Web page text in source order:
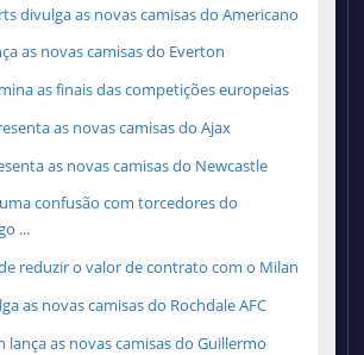
divulga as novas camisas do Americano
as novas camisas do Everton
as finais das competições europeias
as novas camisas do Ajax
as novas camisas do Newcastle
confusão com torcedores do
...
reduzir o valor de contrato com o Milan
as novas camisas do Rochdale AFC
lança as novas camisas do Guillermo